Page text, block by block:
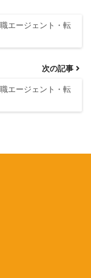
エージェント・転
次の記事
エージェント・転